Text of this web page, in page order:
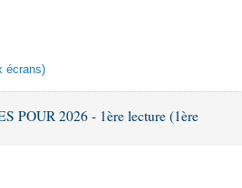
écrans)
POUR 2026 - 1ère lecture (1ère